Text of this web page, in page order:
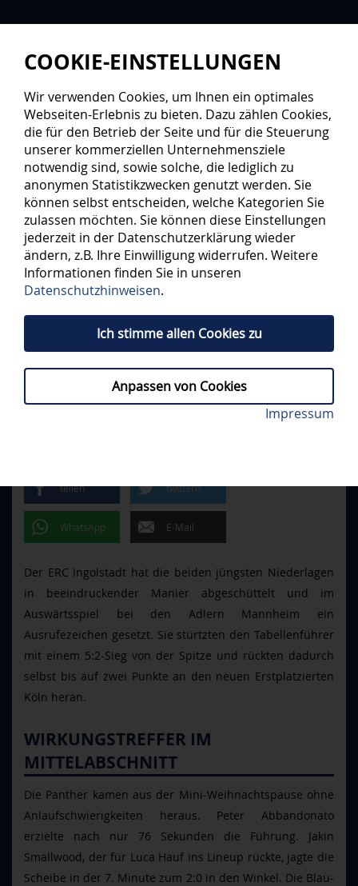
Alex Breton traf kurz vor der 2. Pause zum wichtigen
// FREITAG, 26.12.2025
teilen twittern
WhatsApp E-Mail
Der ERC Ingolstadt hat die beiden jüngsten Niederlagen
in beeindruckender Manier abgeschüttelt und im
Auswärtsspiel bei den Adlern Mannheim ein
Ausrufezeichen gesetzt. Sie stürtzten den Tabellenführer
mit einem 5:2-Sieg von der Spitze und rückten dadurch
selbst bis auf zwei Punkte an den neuen Erstplatzierten
Köln heran.
WIRKUNGSTREFFER IM
MITTELABSCHNITT
Die Panther kamen aus der Mini-Weihnachtspause ohne
Anlaufschwierigkeiten heraus. Peter Abbandonato
erzielte nach nur 76 Sekunden die Führung. Jakin
Smallwood, der für Luca Hauf ins Lineup rückte, jagte die
Scheibe in der 7. Minute zum 2:0 in den Winkel. Die Blau-
COOKIE-EINSTELLUNGEN
Wir verwenden Cookies, um Ihnen ein optimales
Webseiten-Erlebnis zu bieten. Dazu zählen Cookies,
die für den Betrieb der Seite und für die Steuerung
unserer kommerziellen Unternehmensziele
notwendig sind, sowie solche, die lediglich zu
anonymen Statistikzwecken genutzt werden. Sie
können selbst entscheiden, welche Kategorien Sie
zulassen möchten. Sie können diese Einstellungen
jederzeit in der Datenschutzerklärung wieder
ändern, z.B. Ihre Einwilligung widerrufen. Weitere
Informationen finden Sie in unseren
Datenschutzhinweisen.
Ich stimme allen Cookies zu
Anpassen von Cookies
Impressum